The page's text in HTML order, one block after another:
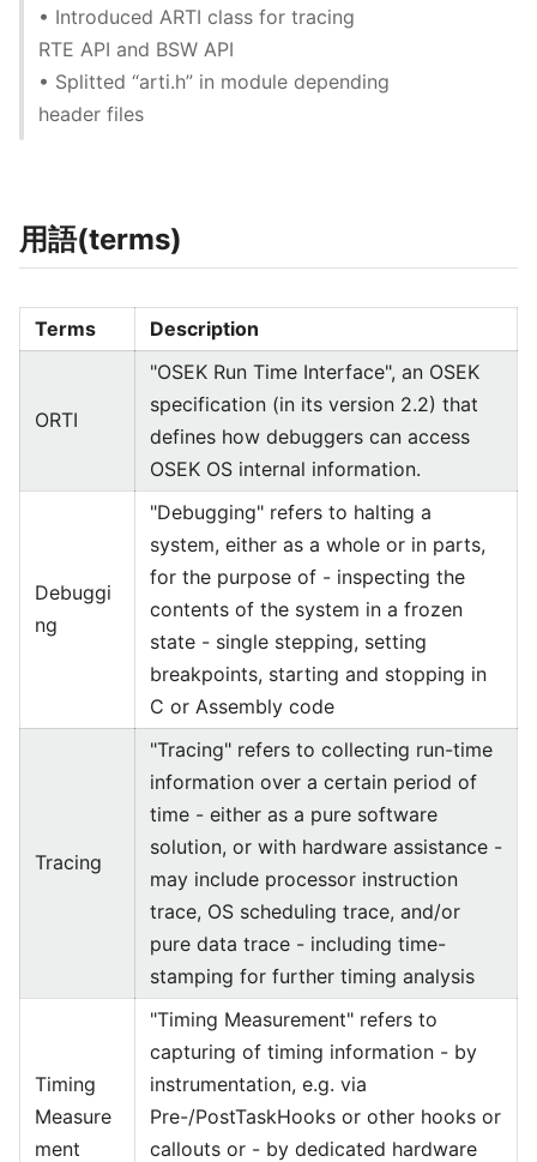
• Introduced ARTI class for tracing
RTE API and BSW API
• Splitted “arti.h” in module depending
header files
用語(terms)
Terms Description
ORTI
"OSEK Run Time Interface", an OSEK
specification (in its version 2.2) that
defines how debuggers can access
OSEK OS internal information.
Debuggi
ng
"Debugging" refers to halting a
system, either as a whole or in parts,
for the purpose of - inspecting the
contents of the system in a frozen
state - single stepping, setting
breakpoints, starting and stopping in
C or Assembly code
Tracing
"Tracing" refers to collecting run-time
information over a certain period of
time - either as a pure software
solution, or with hardware assistance -
may include processor instruction
trace, OS scheduling trace, and/or
pure data trace - including time-
stamping for further timing analysis
Timing
Measure
ment
"Timing Measurement" refers to
capturing of timing information - by
instrumentation, e.g. via
Pre-/PostTaskHooks or other hooks or
callouts or - by dedicated hardware